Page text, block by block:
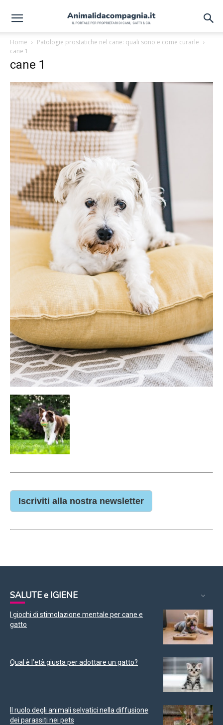
Home
Patologie prostatiche nel cane: quali sono e come curarle
cane 1
cane 1
Iscriviti alla nostra newsletter
SALUTE e IGIENE
I giochi di stimolazione mentale per cane e
gatto
Qual è l’età giusta per adottare un gatto?
Il ruolo degli animali selvatici nella diffusione
dei parassiti nei pets